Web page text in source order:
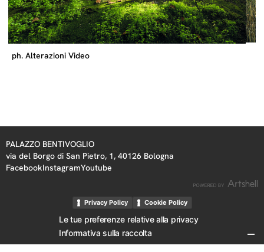
ph. Alterazioni Video
PALAZZO BENTIVOGLIO
via del Borgo di San Pietro, 1, 40126 Bologna
FacebookInstagramYoutube
Privacy Policy Cookie Policy
Informativa sulla raccolta
Le tue preferenze relative alla privacy